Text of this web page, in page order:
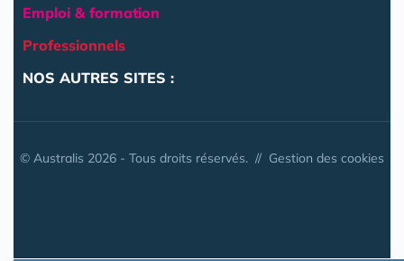
Emploi & formation
Professionnels
NOS AUTRES SITES :
© Australis 2026 - Tous droits réservés. // Gestion des cookies